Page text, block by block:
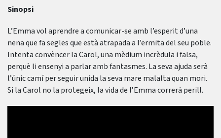
Sinopsi
L’Emma vol aprendre a comunicar-se amb l’esperit d’una
nena que fa segles que està atrapada a l’ermita del seu poble.
Intenta convèncer la Carol, una mèdium incrèdula i falsa,
perquè li ensenyi a parlar amb fantasmes. La seva ajuda serà
l’únic camí per seguir unida la seva mare malalta quan mori.
Si la Carol no la protegeix, la vida de l’Emma correrà perill.